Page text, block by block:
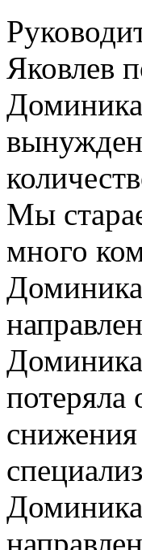
Яковлев
Мы
много
потеряла